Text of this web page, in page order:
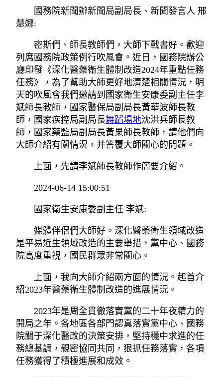
國務院新聞辦新聞局副局長、新聞發言人 邢
慧娜:
密斯們、師長教師們，大師下戰書好。歡迎
列席國務院政策例行吹風會。近日，國務院辦公
廳印發《深化醫藥衛生體制改造2024年重點任務
任務》，為了幫助大師更好地清楚相關情況，明
天的吹風會我們邀請到國家衛生安康委副主任李
斌師長教師，國家醫保局副局長黃華波師長教
師，國家疾控局副局長舞蹈場地沈洪兵師長教
師，國家藥監局副局長黃果師長教師，請他們向
大師介紹有關情況，并答覆大師關心的問題。
上面，先請李斌師長教師作簡要介紹。
2024-06-14 15:00:51
國家衛生安康委副主任 李斌:
媒體伴侶們大師好。深化醫藥衛生領域改造
是平易近生領域改造的主要舉措，黨中心、國務
院高度重視，國民群眾非常關心。
上面，我向大師介紹兩方面的情況。起首介
紹2023年醫藥衛生體制改造的進展情況。
2023年是周全貫徹落實黨的二十年夜精力的
開局之年。各地區各部門認真落實黨中心、國務
院關于深化醫改的決策安排，堅持穩中求進的任
務總基調，親密協同共同，狠抓任務落實，各項
任務獲得了積極進展和成效。